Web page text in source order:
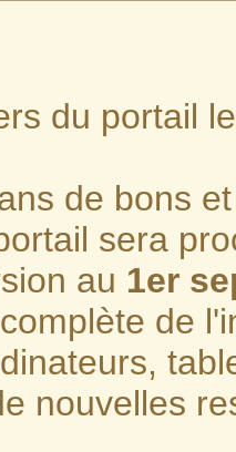
du portail
de bons
sera
au 1er
de
nouvelles